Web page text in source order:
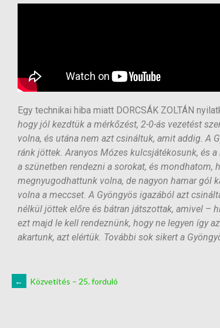
Egy technikai hiba miatt DORCSÁK ZOLTÁN
hogy jól kezdtük a mérkőzést, 2-0-ás vezetést
volna, és utána nem azt csináltuk, amit addig. A
ránk jöttek. Aranyos Mózes kulcsjátékosunk, és
a szünetben rendezni a sorokat, és
megnyugodhattunk volna, de nagyon hamar gól
volna a meccset. A Gyöngyös igazából azt
nélkül jöttek előre és bátran játszottak, amivel –
ezt majd le kell rendeznünk, hogy ne legyen így
akartunk, azt elértük. További sok sikert a
← Közvetítés – 25. forduló